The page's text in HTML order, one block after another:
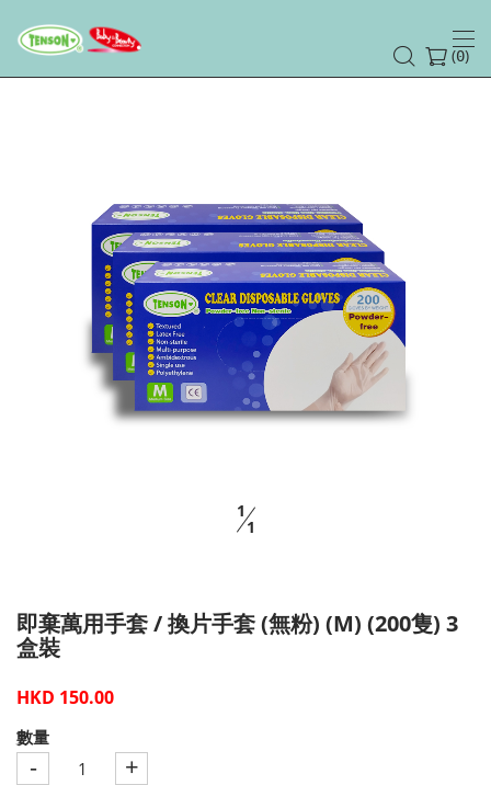
(0)
1
1
即棄萬用手套 / 換片手套 (無粉) (M) (200隻) 3
盒裝
HKD 150.00
數量
- +